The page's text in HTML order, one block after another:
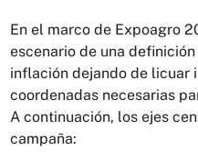
En el marco de Expoagro
escenario de una
inflación dejando de licuar
coordenadas necesarias
A continuación, los ejes
campaña: